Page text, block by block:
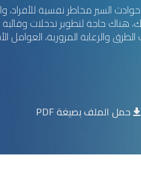
السير مخاطر نفسية للأفراد،
هناك حاجة لتطوير تدخلات
والرعاية المرورية، العوامل
حمل الملف بصيغة PDF